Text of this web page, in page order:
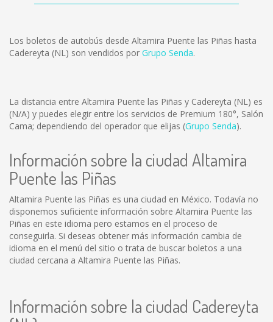
Los boletos de autobús desde Altamira Puente las Piñas hasta
Cadereyta (NL) son vendidos por Grupo Senda.
La distancia entre Altamira Puente las Piñas y Cadereyta (NL) es
(N/A) y puedes elegir entre los servicios de Premium 180°, Salón
Cama; dependiendo del operador que elijas (Grupo Senda).
Información sobre la ciudad Altamira
Puente las Piñas
Altamira Puente las Piñas es una ciudad en México. Todavía no
disponemos suficiente información sobre Altamira Puente las
Piñas en este idioma pero estamos en el proceso de
conseguirla. Si deseas obtener más información cambia de
idioma en el menú del sitio o trata de buscar boletos a una
ciudad cercana a Altamira Puente las Piñas.
Información sobre la ciudad Cadereyta